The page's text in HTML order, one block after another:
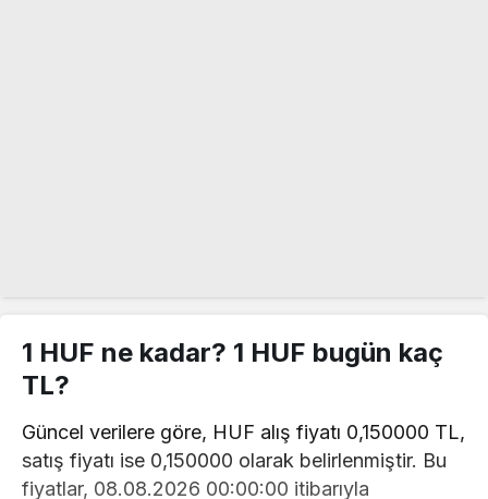
1 HUF ne kadar? 1 HUF bugün kaç
TL?
Güncel verilere göre, HUF alış fiyatı 0,150000 TL,
satış fiyatı ise 0,150000 olarak belirlenmiştir. Bu
fiyatlar, 08.08.2026 00:00:00 itibarıyla